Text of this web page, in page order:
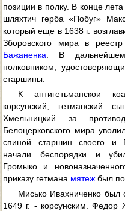
позиции в полку. В конце
шляхтич герба «Побуг»
который еще в 1638 г.
Зборовского мира в реестр
Бажаненка . В
полковником,
старшины.
К антигетьманскои
корсунский, гетманский
Хмельницкий за
Белоцерковского мира
спиной старшин своего и
начали беспорядки и
Громыко и
приказу гетмана мятеж был
Мисько Ивахниченко был
1649 г. - корсунским.